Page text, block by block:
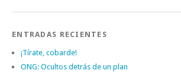
ENTRADAS RECIENTES
¡Tírate, cobarde!
ONG: Ocultos detrás de un plan